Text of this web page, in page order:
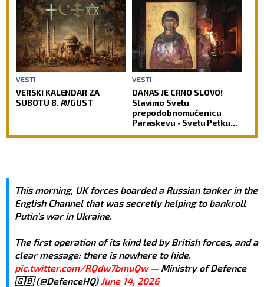
verovanja
VESTI
VERSKI KALENDAR ZA
SUBOTU 8. AVGUST
VESTI
DANAS JE CRNO SLOVO!
Slavimo Svetu
prepodobnomučenicu
Paraskevu - Svetu Petku
This morning, UK forces boarded a Russian tanker in the
English Channel that was secretly helping to bankroll
Putin's war in Ukraine.
The first operation of its kind led by British forces, and a
clear message: there is nowhere to hide.
pic.twitter.com/RQdw7bmuQw— Ministry of Defence
🇬🇧 (@DefenceHQ) June 14, 2026